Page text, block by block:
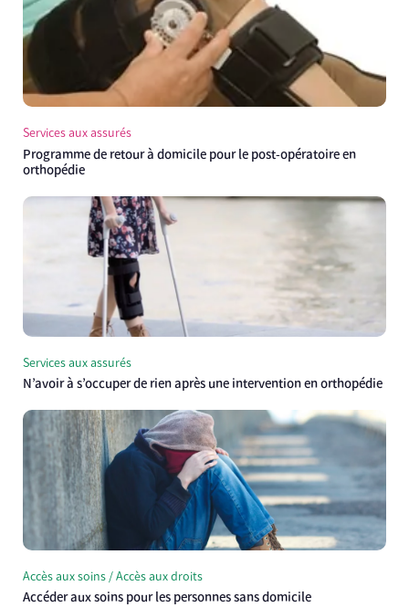
Services aux assurés
Programme de retour à domicile pour le post-opératoire en
orthopédie
Services aux assurés
N’avoir à s’occuper de rien après une intervention en orthopédie
Accès aux soins / Accès aux droits
Accéder aux soins pour les personnes sans domicile